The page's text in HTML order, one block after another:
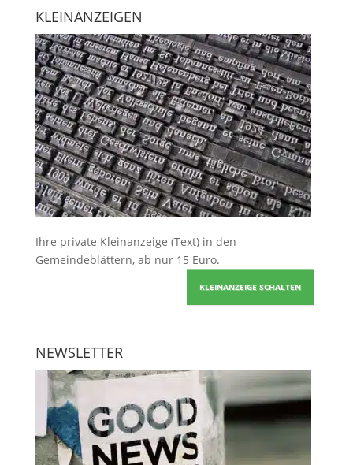
KLEINANZEIGEN
Ihre private Kleinanzeige (Text) in den
Gemeindeblättern, ab nur 15 Euro.
KLEINANZEIGE SCHALTEN
NEWSLETTER